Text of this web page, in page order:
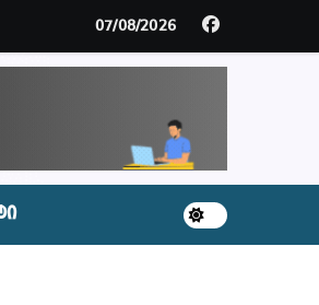
ტურისტებისთვის, ჩვენი
ნანუკა ჟორჟოლიანს
საერთაშორისო
შეჰქონდათ
იდენტობის
07/08/2026